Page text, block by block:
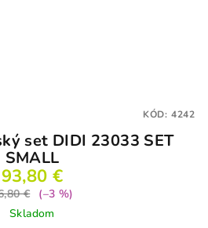
set DIDI 23033 SET
SMALL
93,80 €
€
(–3 %)
Skladom
KÓD: 4242